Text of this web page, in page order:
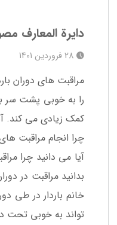
دایرة المعارف
28 فروردین 1401
مراقبت های دوران
را به خوبی پشت سر
کمک زیادی می کند.
چرا انجام مراقبت
آیا می دانید چرا
بدانید مراقبت در
خانم باردار در طی
تواند به خوبی تحت